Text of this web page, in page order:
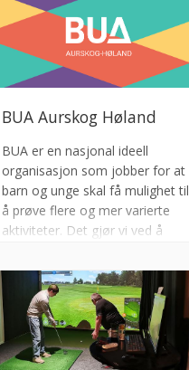
BUA Aurskog Høland
BUA er en nasjonal ideell
organisasjon som jobber for at
barn og unge skal få mulighet til
å prøve flere og mer varierte
aktiviteter. Det gjør vi ved å
utstyr til sport og friluftsliv.